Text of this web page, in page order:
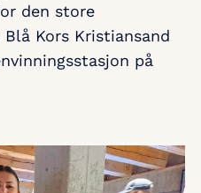
den store
Kors Kristiansand
på